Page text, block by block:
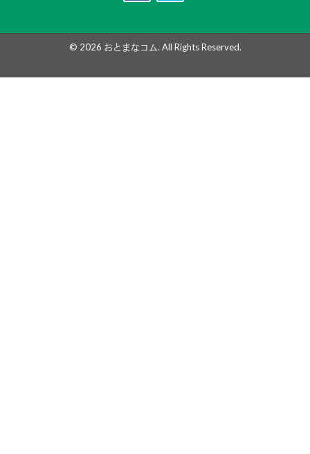
© 2026 おとまなコム. All Rights Reserved.